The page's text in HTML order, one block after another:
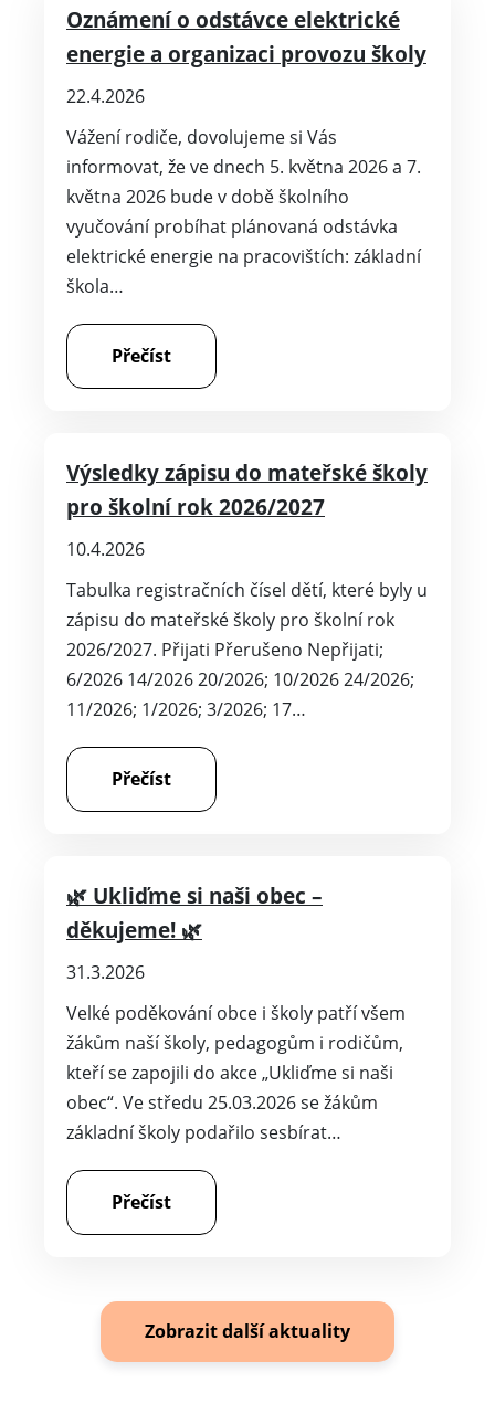
Oznámení o odstávce elektrické
energie a organizaci provozu školy
22.4.2026
Vážení rodiče, dovolujeme si Vás
informovat, že ve dnech 5. května 2026 a 7.
května 2026 bude v době školního
vyučování probíhat plánovaná odstávka
elektrické energie na pracovištích: základní
škola…
Přečíst
Výsledky zápisu do mateřské školy
pro školní rok 2026/2027
10.4.2026
Tabulka registračních čísel dětí, které byly u
zápisu do mateřské školy pro školní rok
2026/2027. Přijati Přerušeno Nepřijati;
6/2026 14/2026 20/2026; 10/2026 24/2026;
11/2026; 1/2026; 3/2026; 17…
Přečíst
🌿 Ukliďme si naši obec –
děkujeme! 🌿
31.3.2026
Velké poděkování obce i školy patří všem
žákům naší školy, pedagogům i rodičům,
kteří se zapojili do akce „Ukliďme si naši
obec“. Ve středu 25.03.2026 se žákům
základní školy podařilo sesbírat…
Přečíst
Zobrazit další aktuality